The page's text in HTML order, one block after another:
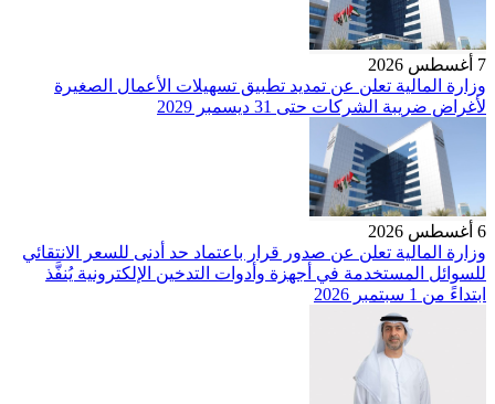
7 أغسطس 2026
وزارة المالية تعلن عن تمديد تطبيق تسهيلات الأعمال الصغيرة
لأغراض ضريبة الشركات حتى 31 ديسمبر 2029
6 أغسطس 2026
وزارة المالية تعلن عن صدور قرار باعتماد حد أدنى للسعر الانتقائي
للسوائل المستخدمة في أجهزة وأدوات التدخين الإلكترونية يُنفَّذ
ابتداءً من 1 سبتمبر 2026